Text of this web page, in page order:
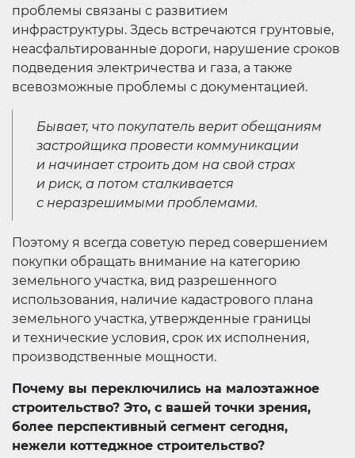
проблемы связаны с развитием
инфраструктуры. Здесь встречаются грунтовые,
неасфальтированные дороги, нарушение сроков
подведения электричества и газа, а также
всевозможные проблемы с документацией.
Бывает, что покупатель верит обещаниям
застройщика провести коммуникации
и начинает строить дом на свой страх
и риск, а потом сталкивается
с неразрешимыми проблемами.
Поэтому я всегда советую перед совершением
покупки обращать внимание на категорию
земельного участка, вид разрешенного
использования, наличие кадастрового плана
земельного участка, утвержденные границы
и технические условия, срок их исполнения,
производственные мощности.
Почему вы переключились на малоэтажное
строительство? Это, с вашей точки зрения,
более перспективный сегмент сегодня,
нежели коттеджное строительство?